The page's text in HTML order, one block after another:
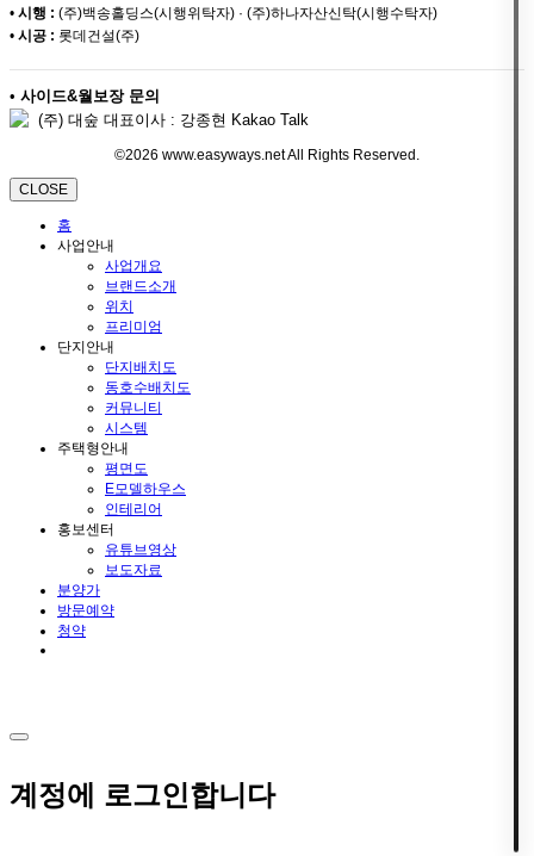
• 시행 : (주)백송홀딩스(시행위탁자) · (주)하나자산신탁(시행수탁자)
• 시공 : 롯데건설(주)
• 사이드&월보장 문의
(주) 대숲 대표이사 : 강종현 Kakao Talk
©2026 www.easyways.net All Rights Reserved.
CLOSE
홈
사업안내
사업개요
브랜드소개
위치
프리미엄
단지안내
단지배치도
동호수배치도
커뮤니티
시스템
주택형안내
평면도
E모델하우스
인테리어
홍보센터
유튜브영상
보도자료
분양가
방문예약
청약
계정에 로그인합니다